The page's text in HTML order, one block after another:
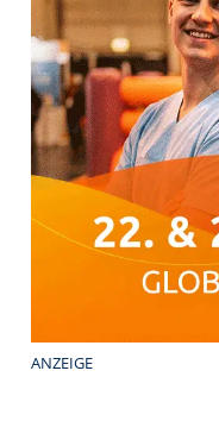
ANZEIGE